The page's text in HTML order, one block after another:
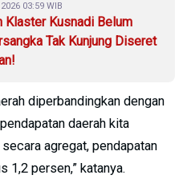
03:59 WIB
Klaster Kusnadi Belum
Tak Kunjung Diseret
diperbandingkan dengan
daerah kita
agregat, pendapatan
1,2 persen,” katanya.